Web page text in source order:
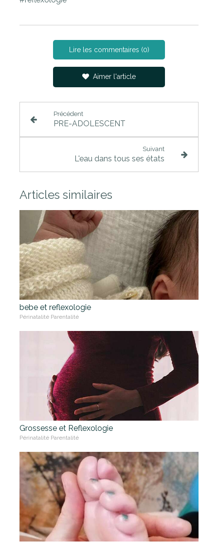
Lire les commentaires (0)
Aimer l'article
Précédent
PRE-ADOLESCENT
Suivant
L'eau dans tous ses états
Articles similaires
bebe et reflexologie
Périnatalité Parentalité
Grossesse et Reflexologie
Périnatalité Parentalité